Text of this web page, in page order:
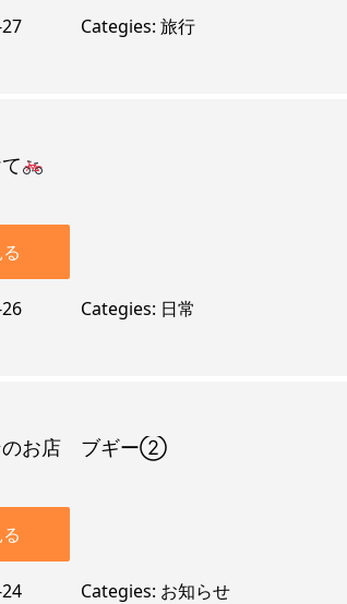
Categies 旅行
Categies 日常
のお店 ブギー②
Categies お知らせ